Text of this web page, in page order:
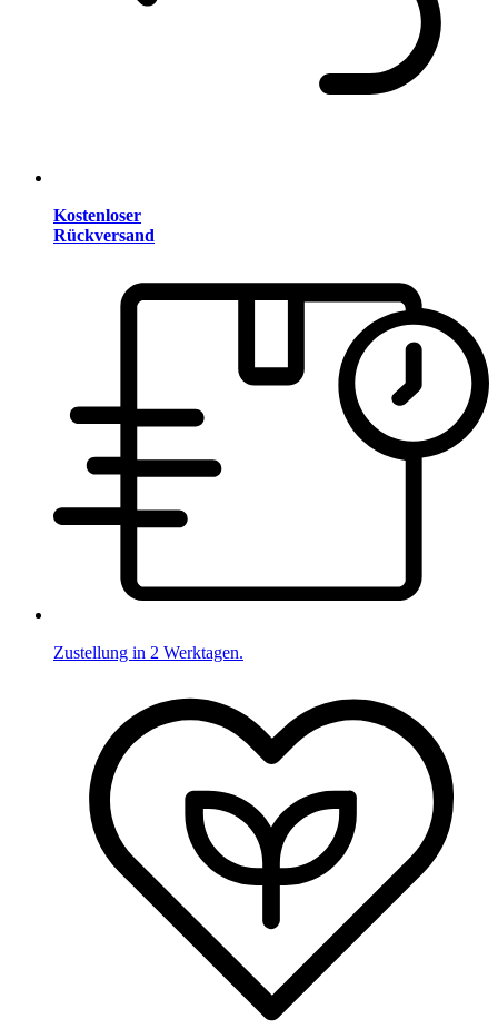
Kostenloser
Rückversand
Zustellung in 2 Werktagen.